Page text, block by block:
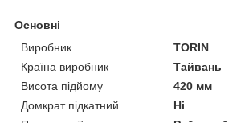
Основні
Виробник
TORIN
Країна виробник
Тайвань
Висота підйому
420 мм
Домкрат підкатний
Ні